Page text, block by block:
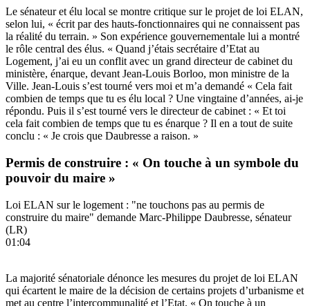
Le sénateur et élu local se montre critique sur le projet de loi ELAN,
selon lui, « écrit par des hauts-fonctionnaires qui ne connaissent pas
la réalité du terrain. » Son expérience gouvernementale lui a montré
le rôle central des élus. « Quand j’étais secrétaire d’Etat au
Logement, j’ai eu un conflit avec un grand directeur de cabinet du
ministère, énarque, devant Jean-Louis Borloo, mon ministre de la
Ville. Jean-Louis s’est tourné vers moi et m’a demandé « Cela fait
combien de temps que tu es élu local ? Une vingtaine d’années, ai-je
répondu. Puis il s’est tourné vers le directeur de cabinet : « Et toi
cela fait combien de temps que tu es énarque ? Il en a tout de suite
conclu : « Je crois que Daubresse a raison. »
Permis de construire : « On touche à un symbole du
pouvoir du maire »
Loi ELAN sur le logement : "ne touchons pas au permis de
construire du maire" demande Marc-Philippe Daubresse, sénateur
(LR)
01:04
La majorité sénatoriale dénonce les mesures du projet de loi ELAN
qui écartent le maire de la décision de certains projets d’urbanisme et
met au centre l’intercommunalité et l’Etat. « On touche à un